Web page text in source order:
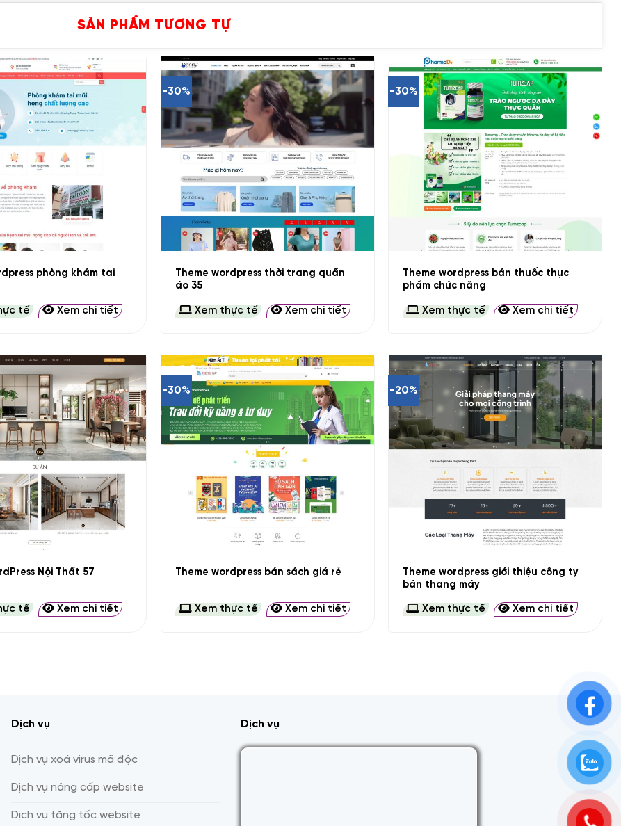
SẢN PHẨM TƯƠNG TỰ
phòng khám tai
tế Xem chi tiết
-30%
Theme wordpress thời trang quần
áo 35
Xem thực tế Xem chi tiết
-30%
Theme wordpress bán thuốc thực
phẩm chức năng
Xem thực tế Xem chi tiết
Nội Thất 57
tế Xem chi tiết
-30%
Theme wordpress bán sách giá rẻ
Xem thực tế Xem chi tiết
-20%
Theme wordpress giới thiệu công ty
bán thang máy
Xem thực tế Xem chi tiết
Dịch vụ
Dịch vụ xoá virus mã độc
Dịch vụ nâng cấp website
Dịch vụ tăng tốc website
Dịch vụ